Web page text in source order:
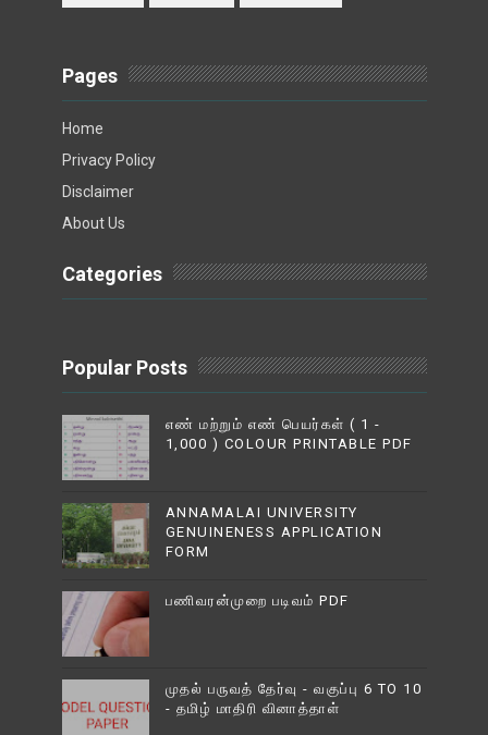
Pages
Home
Privacy Policy
Disclaimer
About Us
Categories
Popular Posts
எண் மற்றும் எண் பெயர்கள் ( 1 -
1,000 ) COLOUR PRINTABLE PDF
ANNAMALAI UNIVERSITY
GENUINENESS APPLICATION
FORM
பணிவரன்முறை படிவம் PDF
முதல் பருவத் தேர்வு - வகுப்பு 6 TO 10
- தமிழ் மாதிரி வினாத்தாள்